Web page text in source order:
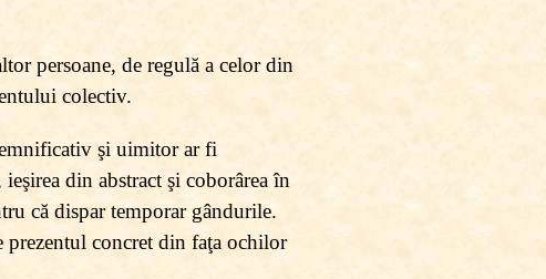
persoane, de regulă a celor din
colectiv.
şi uimitor ar fi
din abstract şi coborârea în
că dispar temporar gândurile.
prezentul concret din faţa ochilor